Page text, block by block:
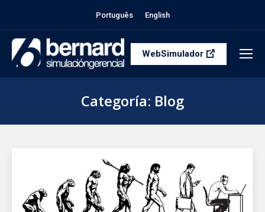
Português English
WebSimulador
Categoría: Blog